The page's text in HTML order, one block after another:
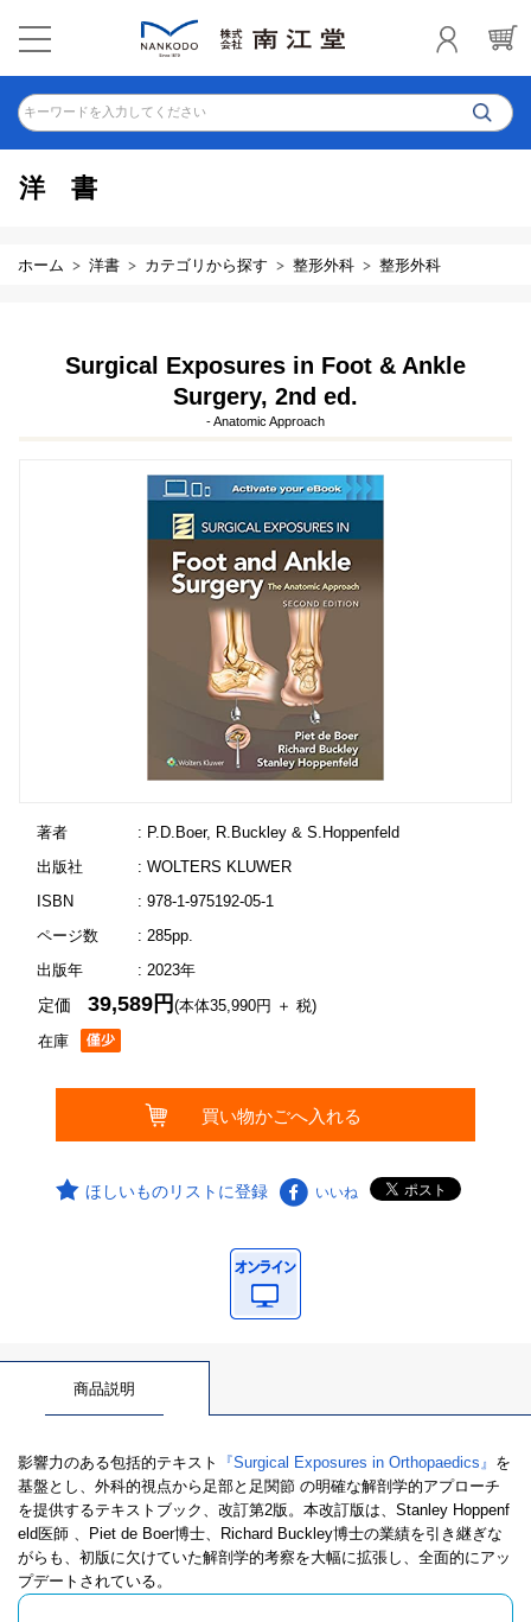
キーワードを入力してください
洋書
ホーム 洋書 カテゴリから探す 整形外科 整形外科
Surgical Exposures in Foot & Ankle
Surgery, 2nd ed.
- Anatomic Approach
著者
: P.D.Boer, R.Buckley & S.Hoppenfeld
出版社
: WOLTERS KLUWER
ISBN
: 978-1-975192-05-1
ページ数
: 285pp.
出版年
: 2023年
在庫
定価39,589円(本体35,990円 ＋ 税)
ほしいものリストに登録 いいね
商品説明
影響力のある包括的テキスト 『Surgical Exposures in Orthopaedics』 を
基盤とし、外科的視点から足部と足関節 の明確な解剖学的アプローチ
を提供するテキストブック、改訂第2版。本改訂版は、Stanley Hoppenf
eld医師 、Piet de Boer博士、Richard Buckley博士の業績を引き継ぎな
がらも、初版に欠けていた解剖学的考察を大幅に拡張し、全面的にアッ
プデートされている。